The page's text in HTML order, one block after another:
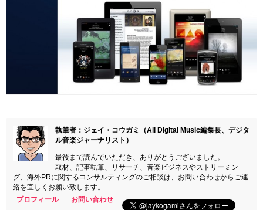
執筆者：ジェイ・コウガミ（All Digital Music編集長、デジタ
ル音楽ジャーナリスト）
最後まで読んでいただき、ありがとうございました。
取材、記事執筆、リサーチ、音楽ビジネスやストリーミン
グ、海外PRに関するコンサルティングのご相談は、お問い合わせからご連
絡を宜しくお願い致します。
プロフィール
お問い合わせ